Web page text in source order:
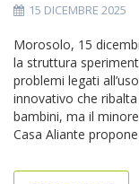
15 DICEMBRE 2025
Morosolo, 15
la struttura
problemi legati
innovativo che
bambini, ma il
Casa Aliante